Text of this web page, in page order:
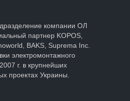
компании ОЛ
партнер KOPOS,
BAKS, Suprema Inc.
электромонтажного
г. в крупнейших
проектах Украины.